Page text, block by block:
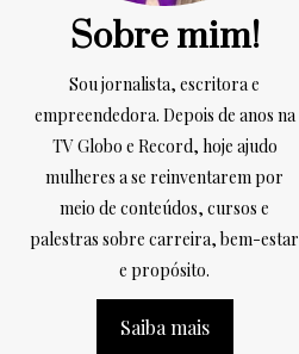
Sobre mim!
Sou jornalista, escritora e
empreendedora. Depois de anos na
TV Globo e Record, hoje ajudo
mulheres a se reinventarem por
meio de conteúdos, cursos e
palestras sobre carreira, bem-estar
e propósito.
Saiba mais